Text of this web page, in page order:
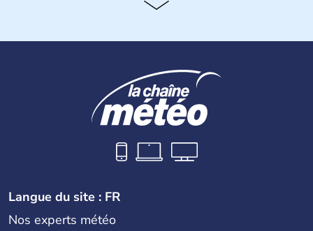
Les premiers aborigènes australiens sont arrivés il y a
humaines. Il faut attendre 1522 pour qu'un explorateur
portugais découvre le continent australien, puis les
années 1700 pour que l'île devienne une terre
d'émigration européenne. La Grande-Bretagne
revendique son appartenance le 26 janvier 1788,
désormais jour de la fête nationale australienne. Cette
monarchie constitutionnelle est encore placée sous le
Langue du site : FR
Nos experts météo